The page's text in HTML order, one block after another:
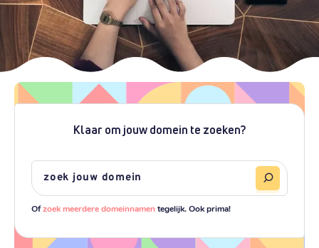
Klaar om jouw domein te zoeken?
Ofzoek meerdere domeinnamentegelijk. Ook prima!